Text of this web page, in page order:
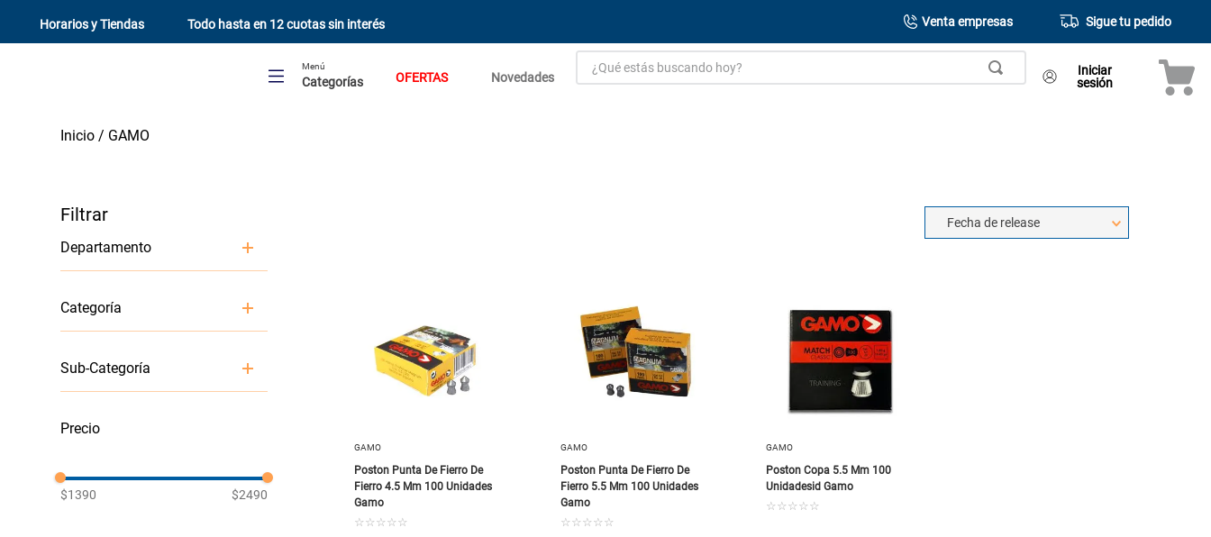
Horarios y Tiendas Todo hasta en 12 cuotas sin interés Venta empresas Sigue tu pedido
Menú
Categorías OFERTAS Novedades
¿Qué estás buscando hoy?
Iniciar
sesión
GAMO
Departamento
Categoría
Sub-Categoría
$1390 $2490
Fecha de release
GAMO
Poston Punta De Fierro De
Fierro 4.5 Mm 100 Unidades
Gamo
☆ ☆ ☆ ☆ ☆
GAMO
Poston Punta De Fierro De
Fierro 5.5 Mm 100 Unidades
Gamo
☆ ☆ ☆ ☆ ☆
GAMO
Poston Copa 5.5 Mm 100
Unidadesid Gamo
☆ ☆ ☆ ☆ ☆
porcelanato
puertas
closet